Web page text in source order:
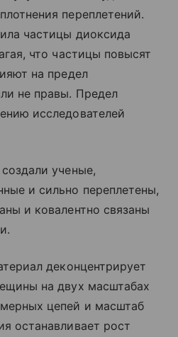
переплетений.
частицы диоксида
что частицы повысят
на предел
не правы. Предел
исследователей
ученые,
и сильно переплетены,
и ковалентно связаны
деконцентрирует
на двух масштабах
цепей и масштаб
останавливает рост